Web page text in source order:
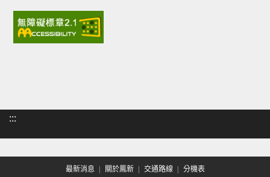
:::
最新消息 關於鳳新 交通路線 分機表